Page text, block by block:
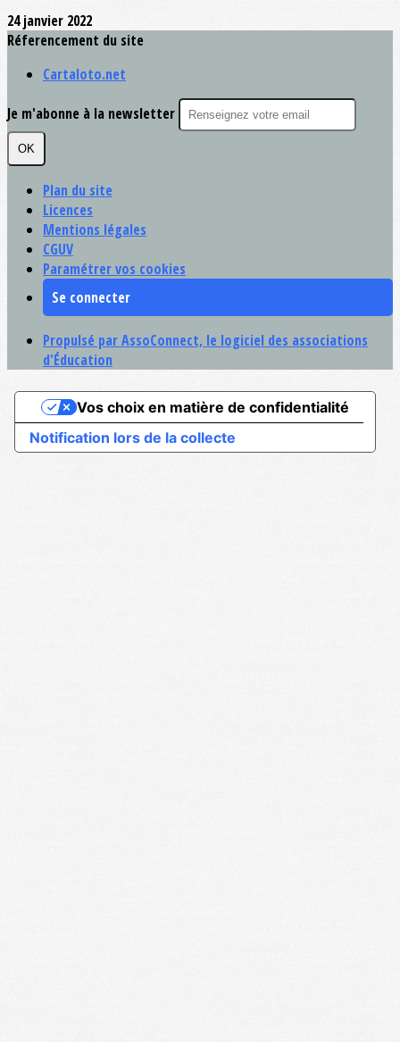
24 janvier 2022
Réferencement du site
Cartaloto.net
Je m'abonne à la newsletter
OK
Plan du site
Licences
Mentions légales
CGUV
Paramétrer vos cookies
Se connecter
Propulsé par AssoConnect, le logiciel des associations
d'Éducation
Notification lors de la collecte
Vos choix en matière de confidentialité